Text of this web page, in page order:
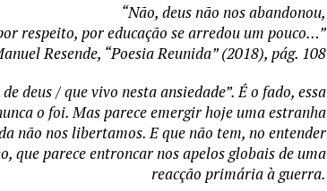
“Não, deus não nos abandonou,
respeito, por educação se arredou um pouco…”
Resende, “Poesia Reunida” (2018), pág. 108
deus / que vivo nesta ansiedade”. É o fado, essa
o foi. Mas parece emergir hoje uma estranha
não nos libertamos. E que não tem, no entender
que parece entroncar nos apelos globais de uma
reacção primária à guerra.